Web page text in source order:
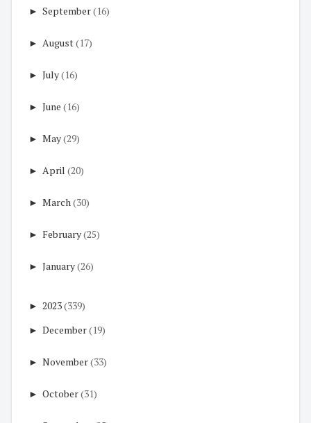
► September(16)
► August(17)
► July(16)
► June (16)
► May(29)
► April (20)
► March(30)
► February(25)
► January(26)
► 2023(339)
► December(19)
► November(33)
► October(31)